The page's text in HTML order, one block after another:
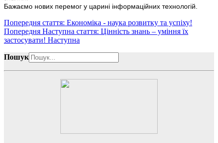
Бажаємо нових перемог у царині інформаційних технологій.
Попередня стаття: Економіка - наука розвитку та успіху!
Попередня Наступна стаття: Цінність знань – уміння їх
застосувати! Наступна
Пошук